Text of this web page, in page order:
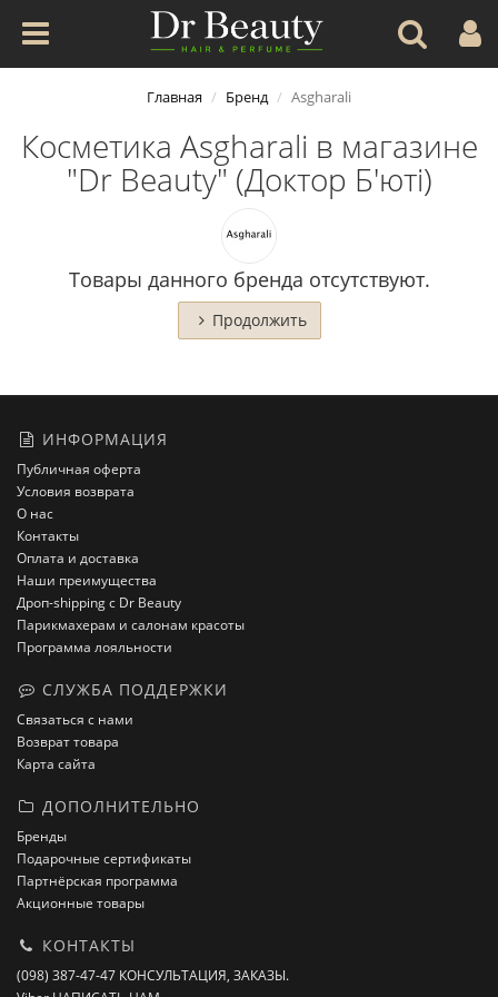
Главная Бренд Asgharali
Косметика Asgharali в магазине
"Dr Beauty" (Доктор Б'юті)
Товары данного бренда отсутствуют.
Продолжить
ИНФОРМАЦИЯ
Публичная оферта
Условия возврата
О нас
Контакты
Оплата и доставка
Наши преимущества
Дроп-shipping с Dr Beauty
Парикмахерам и салонам красоты
Программа лояльности
СЛУЖБА ПОДДЕРЖКИ
Связаться с нами
Возврат товара
Карта сайта
ДОПОЛНИТЕЛЬНО
Бренды
Подарочные сертификаты
Партнёрская программа
Акционные товары
КОНТАКТЫ
(098) 387-47-47 КОНСУЛЬТАЦИЯ, ЗАКАЗЫ.